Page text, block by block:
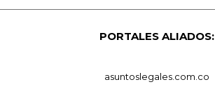
PORTALES ALIADOS:
asuntoslegales.com.co